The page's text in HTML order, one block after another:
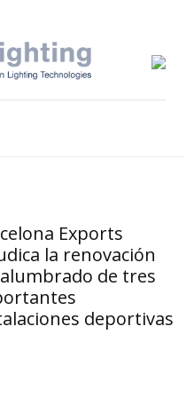
Exports
la renovación
de tres
deportivas